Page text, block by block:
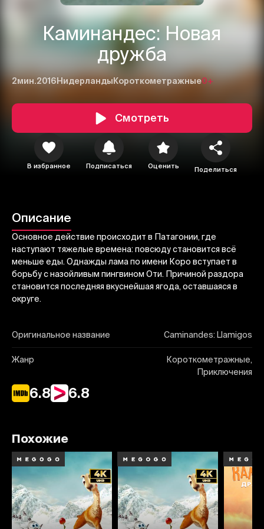
Каминандес: Новая
дружба
2мин.2016Нидерланды Короткометражные0+
Смотреть
В избранное Подписаться Оценить Поделиться
Описание
Основное действие происходит в Патагонии, где
наступают тяжелые времена: повсюду становится всё
меньше еды. Однажды лама по имени Коро вступает в
борьбу с назойливым пингвином Оти. Причиной раздора
становится последняя вкуснейшая ягода, оставшаяся в
округе.
Оригинальное название Caminandes: Llamigos
Жанр
Короткометражные,
Приключения
6.8 6.8
1 2 3
Похожие